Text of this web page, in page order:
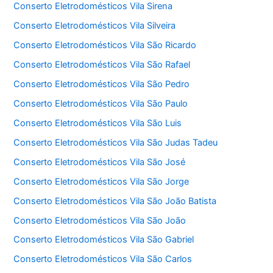
Conserto Eletrodomésticos Vila Sirena
Conserto Eletrodomésticos Vila Silveira
Conserto Eletrodomésticos Vila São Ricardo
Conserto Eletrodomésticos Vila São Rafael
Conserto Eletrodomésticos Vila São Pedro
Conserto Eletrodomésticos Vila São Paulo
Conserto Eletrodomésticos Vila São Luis
Conserto Eletrodomésticos Vila São Judas Tadeu
Conserto Eletrodomésticos Vila São José
Conserto Eletrodomésticos Vila São Jorge
Conserto Eletrodomésticos Vila São João Batista
Conserto Eletrodomésticos Vila São João
Conserto Eletrodomésticos Vila São Gabriel
Conserto Eletrodomésticos Vila São Carlos